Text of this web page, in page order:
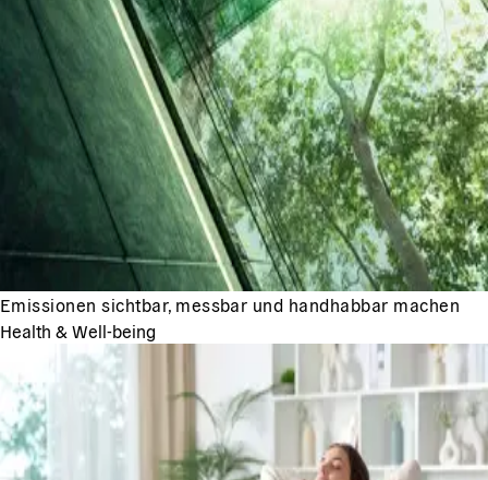
Emissionen sichtbar, messbar und handhabbar machen
Health & Well-being